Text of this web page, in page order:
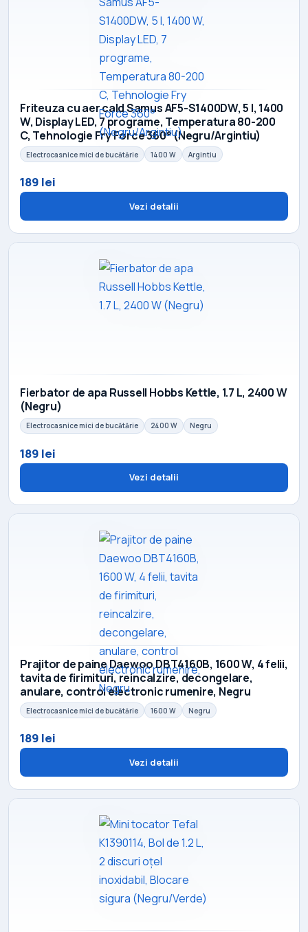
Friteuza cu aer cald Samus AF5-S1400DW, 5 l, 1400
W, Display LED, 7 programe, Temperatura 80-200
C, Tehnologie Fry Force 360° (Negru/Argintiu)
Electrocasnice mici de bucătărie 1400 W Argintiu
189 lei
Vezi detalii
Fierbator de apa Russell Hobbs Kettle, 1.7 L, 2400 W
(Negru)
Electrocasnice mici de bucătărie 2400 W Negru
189 lei
Vezi detalii
Prajitor de paine Daewoo DBT4160B, 1600 W, 4 felii,
tavita de firimituri, reincalzire, decongelare,
anulare, control electronic rumenire, Negru
Electrocasnice mici de bucătărie 1600 W Negru
189 lei
Vezi detalii